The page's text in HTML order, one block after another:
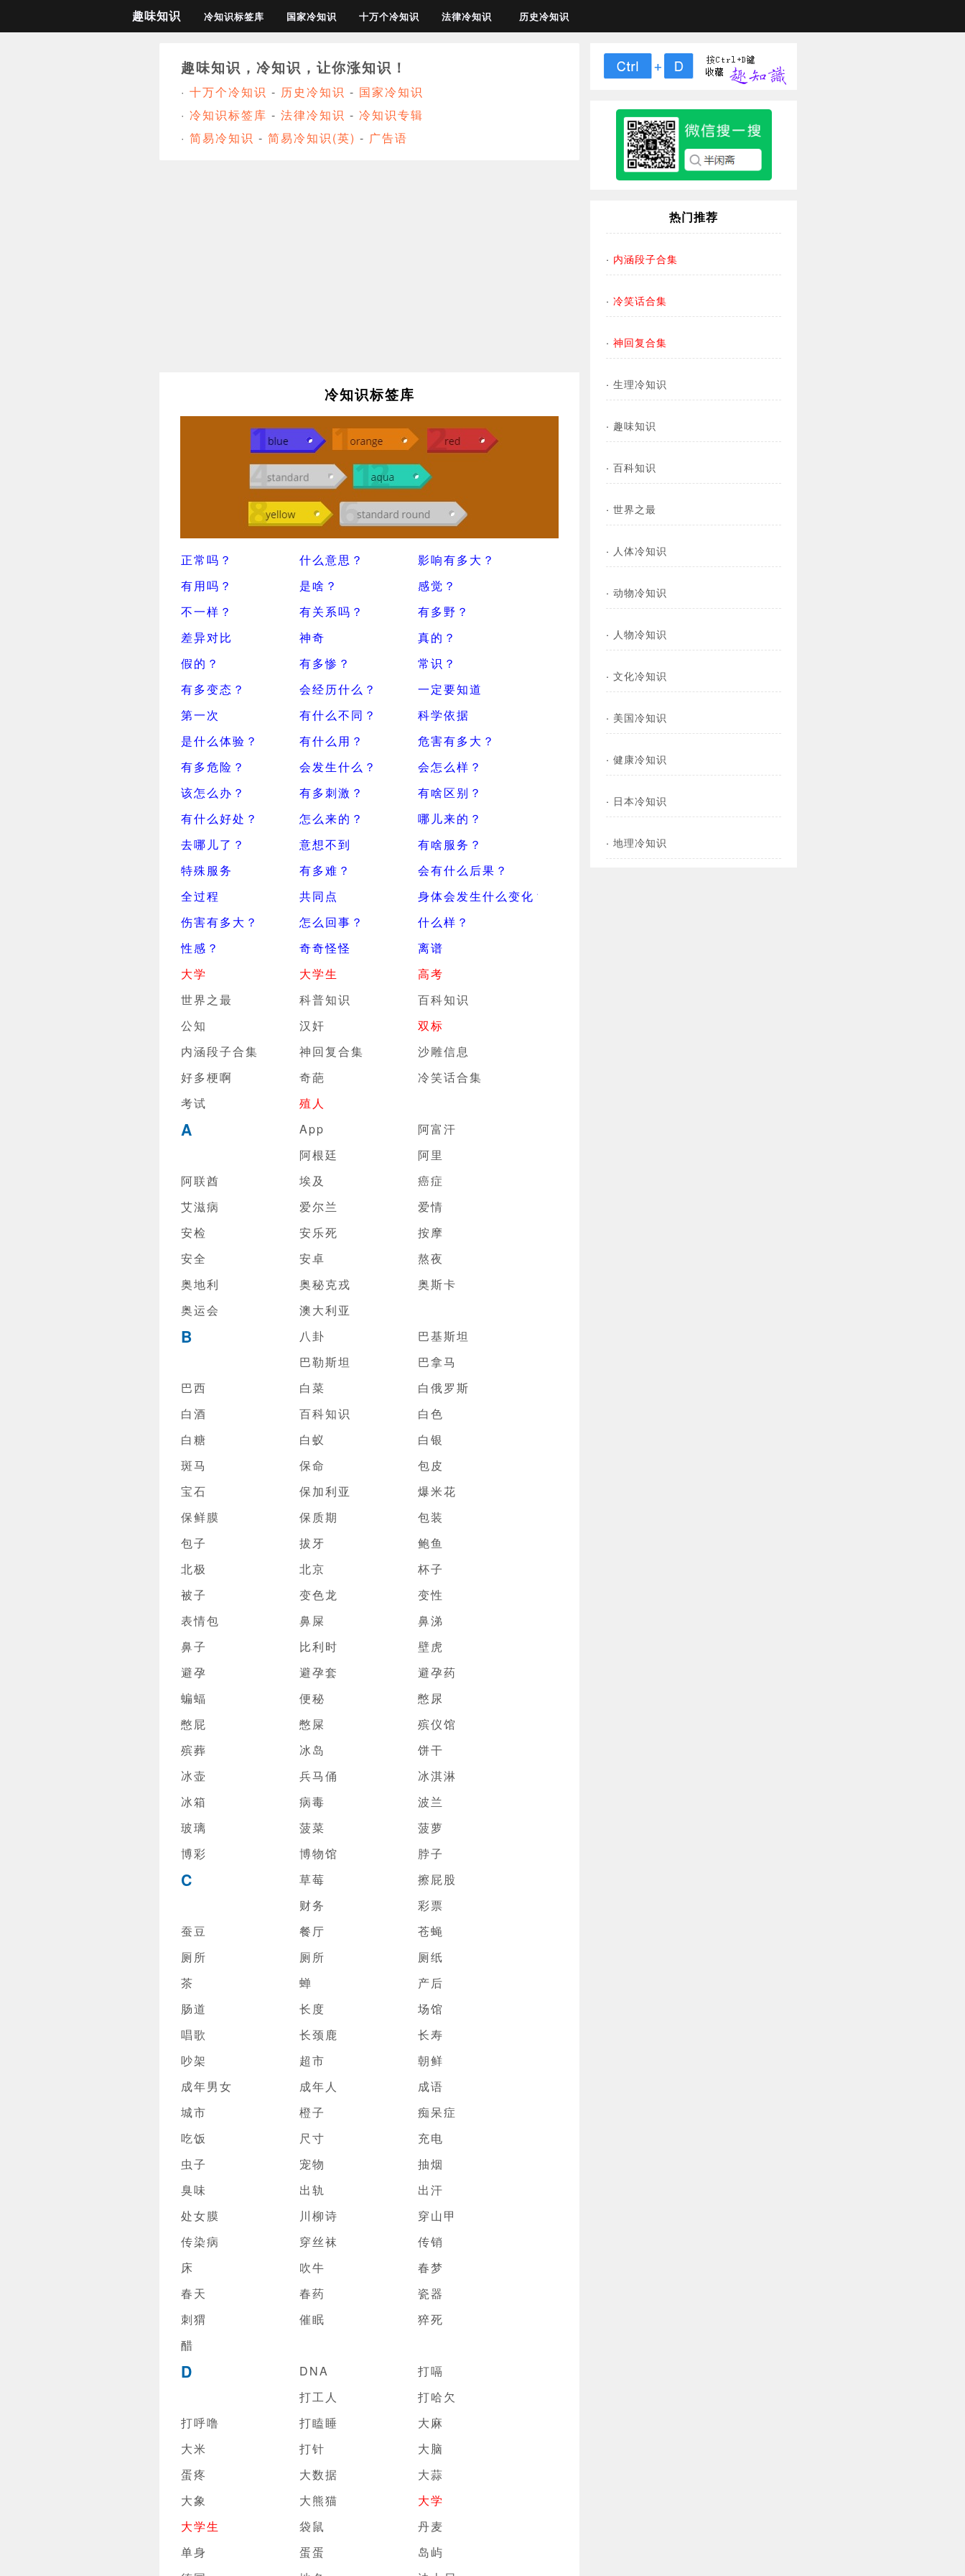
趣味知识 冷知识标签库 国家冷知识 十万个冷知识 法律冷知识 历史冷知识
趣味知识，冷知识，让你涨知识！
· 十万个冷知识 - 历史冷知识 - 国家冷知识
· 冷知识标签库 - 法律冷知识 - 冷知识专辑
· 简易冷知识 - 简易冷知识(英) - 广告语
冷知识标签库
正常吗？ 什么意思？
影响有多大？
有用吗？
是啥？
感觉？
不一样？
有关系吗？
有多野？
差异对比
神奇
真的？
假的？
有多惨？
常识？
有多变态？
会经历什么？
一定要知道
第一次
有什么不同？
科学依据
是什么体验？
有什么用？
危害有多大？
有多危险？
会发生什么？
会怎么样？
该怎么办？
有多刺激？
有啥区别？
有什么好处？
怎么来的？
哪儿来的？
去哪儿了？
意想不到
有啥服务？
特殊服务
有多难？
会有什么后果？
全过程
共同点
身体会发生什么变化？
伤害有多大？
怎么回事？
什么样？
性感？
奇奇怪怪
离谱
大学
大学生
高考
世界之最
科普知识
百科知识
公知
汉奸
双标
内涵段子合集
神回复合集
沙雕信息
好多梗啊
奇葩
冷笑话合集
考试
殖人
A App
阿富汗
阿根廷
阿里
阿联酋
埃及
癌症
艾滋病
爱尔兰
爱情
安检
安乐死
按摩
安全
安卓
熬夜
奥地利
奥秘克戎
奥斯卡
奥运会
澳大利亚
B 八卦
巴基斯坦
巴勒斯坦
巴拿马
巴西
白菜
白俄罗斯
白酒
百科知识
白色
白糖
白蚁
白银
斑马
保命
包皮
宝石
保加利亚
爆米花
保鲜膜
保质期
包装
包子
拔牙
鲍鱼
北极
北京
杯子
被子
变色龙
变性
表情包
鼻屎
鼻涕
鼻子
比利时
壁虎
避孕
避孕套
避孕药
蝙蝠
便秘
憋尿
憋屁
憋屎
殡仪馆
殡葬
冰岛
饼干
冰壶
兵马俑
冰淇淋
冰箱
病毒
波兰
玻璃
菠菜
菠萝
博彩
博物馆 脖子
C 草莓
擦屁股
财务
彩票
蚕豆
餐厅
苍蝇
厕所
厕所
厕纸
茶
蝉
产后
肠道
长度
场馆
唱歌
长颈鹿
长寿
吵架
超市
朝鲜
成年男女
成年人
成语
城市
橙子
痴呆症
吃饭
尺寸
充电
虫子
宠物
抽烟
臭味
出轨
出汗
处女膜
川柳诗
穿山甲
传染病
穿丝袜
传销
床
吹牛
春梦
春天
春药
瓷器
刺猬
催眠
猝死
醋
D DNA
打嗝
打工人
打哈欠
打呼噜
打瞌睡
大麻
大米
打针
大脑
蛋疼
大数据
大蒜
大象
大熊猫
大学
大学生
袋鼠
丹麦
单身
蛋蛋
岛屿
热门推荐
· 内涵段子合集
· 冷笑话合集
· 神回复合集
· 生理冷知识
· 趣味知识
· 百科知识
· 世界之最
· 人体冷知识
· 动物冷知识
· 人物冷知识
· 文化冷知识
· 美国冷知识
· 健康冷知识
· 日本冷知识
· 地理冷知识